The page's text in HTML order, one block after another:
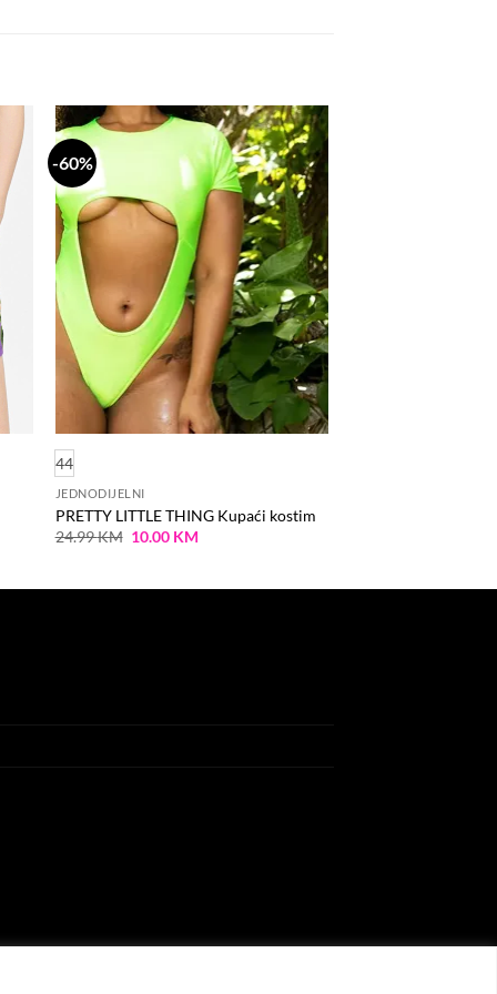
-60%
Dodaj
na
listu
želja
44
JEDNODIJELNI
PRETTY LITTLE THING Kupaći kostim
24.99KM Original
10.00 KMCurrent